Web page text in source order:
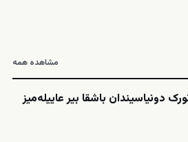
مشاهده همه
دونیاسیندان باشقا بیر عاییله‌میز